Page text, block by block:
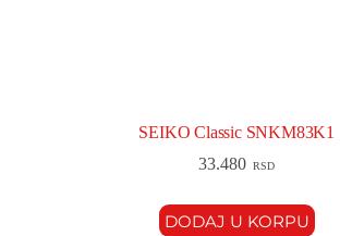
SEIKO Classic SNKM83K1
33.480 RSD
DODAJ U KORPU